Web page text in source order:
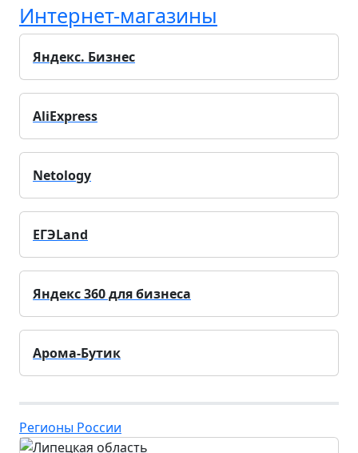
Интернет-магазины
Яндекс. Бизнес
AliExpress
Netology
ЕГЭLand
Яндекс 360 для бизнеса
Арома-Бутик
Регионы России